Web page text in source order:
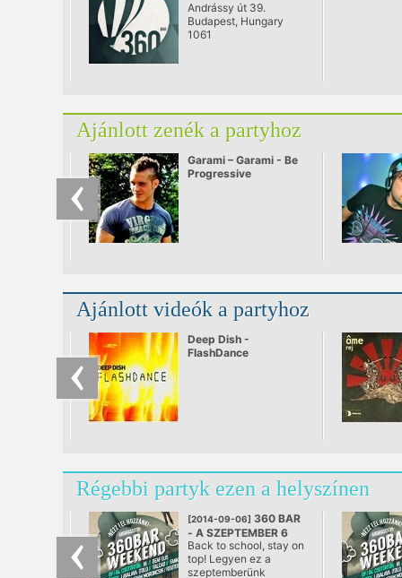
Andrássy út 39.
Budapest, Hungary
1061
Ajánlott zenék a partyhoz
Garami – Garami - Be
Progressive
Ajánlott videók a partyhoz
Deep Dish -
FlashDance
Régebbi partyk ezen a helyszínen
[2014-09-06] 360 BAR
- A SZEPTEMBER 6
@ 360 Bár, Budapest
Back to school, stay on
top! Legyen ez a
szeptemberünk